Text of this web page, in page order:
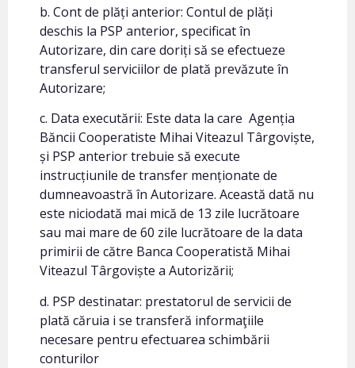
b. Cont de plăți anterior: Contul de plăți
deschis la PSP anterior, specificat în
Autorizare, din care doriți să se efectueze
transferul serviciilor de plată prevăzute în
Autorizare;
c. Data executării: Este data la care Agenția
Băncii Cooperatiste Mihai Viteazul Târgoviște,
și PSP anterior trebuie să execute
instrucțiunile de transfer menționate de
dumneavoastră în Autorizare. Această dată nu
este niciodată mai mică de 13 zile lucrătoare
sau mai mare de 60 zile lucrătoare de la data
primirii de către Banca Cooperatistă Mihai
Viteazul Târgoviște a Autorizării;
d. PSP destinatar: prestatorul de servicii de
plată căruia i se transferă informaţiile
necesare pentru efectuarea schimbării
conturilor